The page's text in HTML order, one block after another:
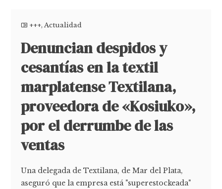
+++,Actualidad
Denuncian despidos y
cesantías en la textil
marplatense Textilana,
proveedora de «Kosiuko»,
por el derrumbe de las
ventas
Una delegada de Textilana, de Mar del Plata,
aseguró que la empresa está "superestockeada"